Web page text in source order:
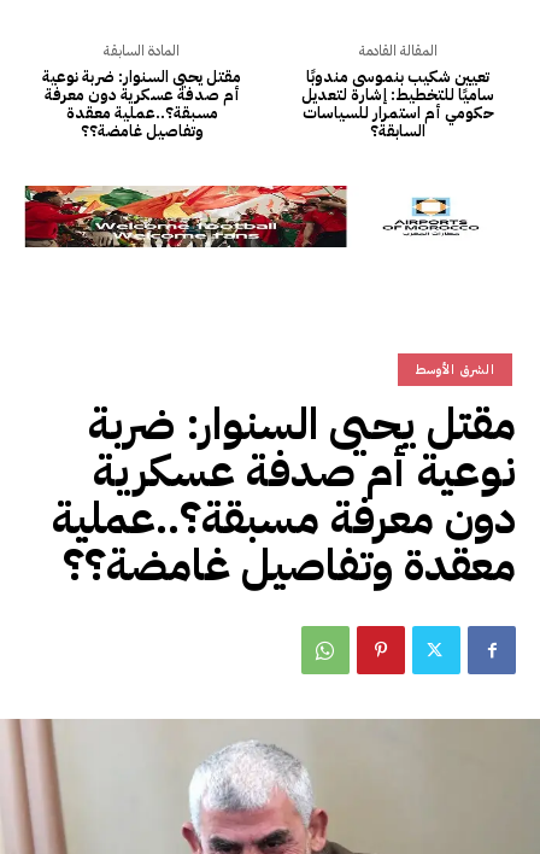
المادة السابقة
مقتل يحيى السنوار: ضربة نوعية
أم صدفة عسكرية دون معرفة
مسبقة؟..عملية معقدة
وتفاصيل غامضة؟؟
المقالة القادمة
تعيين شكيب بنموسى مندوبًا
ساميًا للتخطيط: إشارة لتعديل
حكومي أم استمرار للسياسات
السابقة؟